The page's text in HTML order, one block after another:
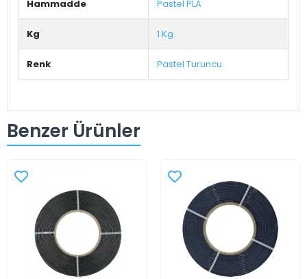
Hammadde Pastel PLA
Kg 1 Kg
Renk Pastel Turuncu
Benzer Ürünler